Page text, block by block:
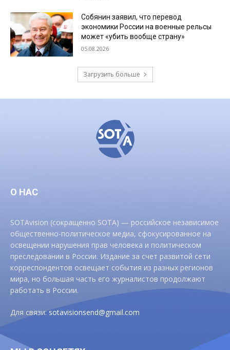
Собянин заявил, что перевод
экономики России на военные рельсы
может «убить вообще страну»
05.08.2026
Загрузить больше
О НАС
SOTAvision (сокращенно SOTA) — российское независимое
общественно-политическое медиа, сфокусированное на
освещении нарушения прав человека и политическом
преследовании в России. Издание за счет развитой сети
корреспондентов освещает события из разных регионов
мира, но большая часть его журналистов продолжают
работать в России.
Для связи:sotavisionsend@gmail.com